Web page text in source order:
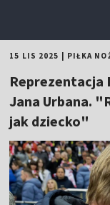
15 LIS 2025 PIŁKA
Reprezentacja
Jana Urbana.
jak dziecko"